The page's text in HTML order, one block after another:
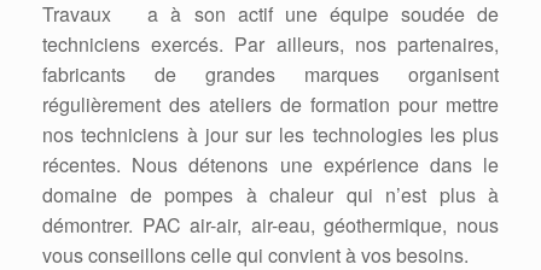
Travaux a à son actif une équipe soudée de
techniciens exercés. Par ailleurs, nos partenaires,
fabricants de grandes marques organisent
régulièrement des ateliers de formation pour mettre
nos techniciens à jour sur les technologies les plus
récentes. Nous détenons une expérience dans le
domaine de pompes à chaleur qui n’est plus à
démontrer. PAC air-air, air-eau, géothermique, nous
vous conseillons celle qui convient à vos besoins.